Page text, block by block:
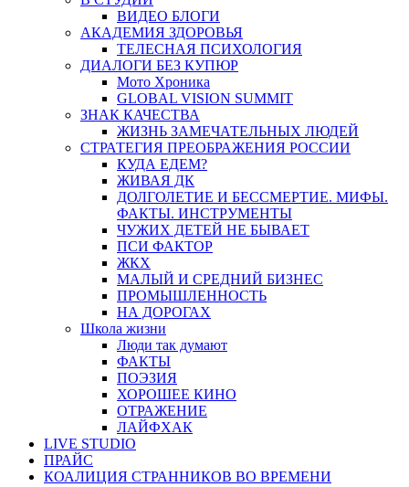
ВИДЕО БЛОГИ
АКАДЕМИЯ ЗДОРОВЬЯ
ТЕЛЕСНАЯ ПСИХОЛОГИЯ
ДИАЛОГИ БЕЗ КУПЮР
Мото Хроника
GLOBAL VISION SUMMIT
ЗНАК КАЧЕСТВА
ЖИЗНЬ ЗАМЕЧАТЕЛЬНЫХ ЛЮДЕЙ
СТРАТЕГИЯ ПРЕОБРАЖЕНИЯ РОССИИ
КУДА ЕДЕМ?
ЖИВАЯ ДК
ДОЛГОЛЕТИЕ И БЕССМЕРТИЕ. МИФЫ.
ФАКТЫ. ИНСТРУМЕНТЫ
ЧУЖИХ ДЕТЕЙ НЕ БЫВАЕТ
ПСИ ФАКТОР
ЖКХ
МАЛЫЙ И СРЕДНИЙ БИЗНЕС
ПРОМЫШЛЕННОСТЬ
НА ДОРОГАХ
Школа жизни
Люди так думают
ФАКТЫ
ПОЭЗИЯ
ХОРОШЕЕ КИНО
ОТРАЖЕНИЕ
ЛАЙФХАК
LIVE STUDIO
ПРАЙС
КОАЛИЦИЯ СТРАННИКОВ ВО ВРЕМЕНИ